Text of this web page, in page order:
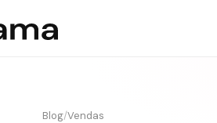
Blog/Vendas